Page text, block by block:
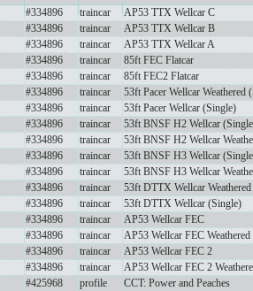
#334896 traincar
AP53 TTX Wellcar C
#334896 traincar
AP53 TTX Wellcar B
#334896 traincar
AP53 TTX Wellcar A
#334896 traincar
85ft FEC Flatcar
#334896 traincar
85ft FEC2 Flatcar
#334896 traincar
53ft Pacer Wellcar Weathered
#334896 traincar
53ft Pacer Wellcar (Single)
#334896 traincar
53ft BNSF H2 Wellcar
#334896 traincar
53ft BNSF H2 Wellcar
#334896 traincar
53ft BNSF H3 Wellcar
#334896 traincar
53ft BNSF H3 Wellcar
#334896 traincar
53ft DTTX Wellcar
#334896 traincar
53ft DTTX Wellcar (Single)
#334896 traincar
AP53 Wellcar FEC
#334896 traincar
AP53 Wellcar FEC Weathered
#334896 traincar
AP53 Wellcar FEC 2
#334896 traincar
AP53 Wellcar FEC 2
#425968 profile
CCT: Power and Peaches